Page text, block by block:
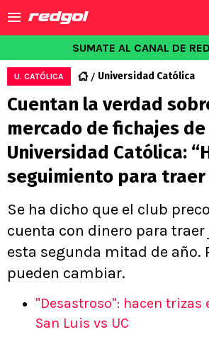
SUMATE AL CANAL DE
U. CATÓLICA Universidad Católica
Cuentan la verdad
mercado de fichajes de
Universidad Católica:
seguimiento para traer
Se ha dicho que el club
cuenta con dinero para
esta segunda mitad de año.
pueden cambiar.
"Desastroso": hacen
San Luis vs UC